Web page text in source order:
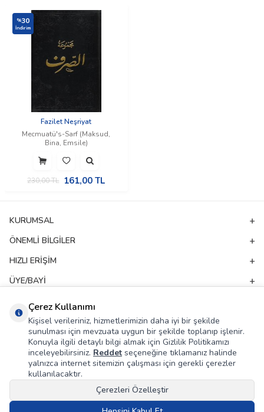
%30
İndirim
Fazilet Neşriyat
Mecmuatü's-Sarf (Maksud,
Bina, Emsile)
230,00TL 161,00 TL
KURUMSAL
ÖNEMLI BILGILER
HIZLI ERIŞIM
ÜYE/BAYI
ADRES & İLETIŞIM
E-Bülten Aboneliği
Kampanya ve yeniliklerden haberdar olmak için e-bültenimize abone olun!
GÖNDER
KVKK Sözleşmesi'ni, Okudum, Kabul Ediyorum.
Çerez Kullanımı
Kişisel verileriniz, hizmetlerimizin daha iyi bir şekilde
sunulması için mevzuata uygun bir şekilde toplanıp işlenir.
Konuyla ilgili detaylı bilgi almak için Gizlilik Politikamızı
inceleyebilirsiniz. Reddet seçeneğine tıklamanız halinde
yalnızca internet sitemizin çalışması için gerekli çerezler
kullanılacaktır.
Çerezleri Özelleştir